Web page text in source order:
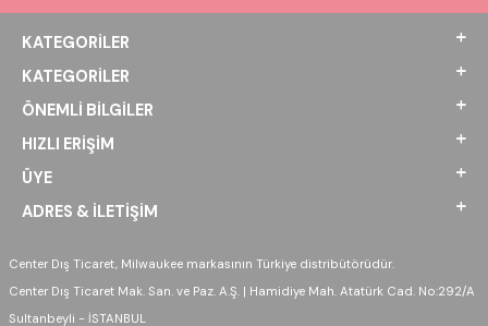
KATEGORILER
KATEGORILER
ÖNEMLI BILGILER
HIZLI ERIŞIM
ÜYE
ADRES & İLETIŞIM
Center Dış Ticaret, Milwaukee markasının Türkiye distribütörüdür.
Center Dış Ticaret Mak. San. ve Paz. A.Ş. | Hamidiye Mah. Atatürk Cad. No:292/A
Sultanbeyli - İSTANBUL